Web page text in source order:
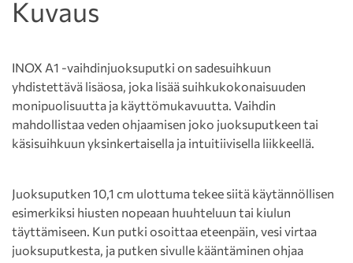
Kuvaus
INOX A1 -vaihdinjuoksuputki on sadesuihkuun
yhdistettävä lisäosa, joka lisää suihkukokonaisuuden
monipuolisuutta ja käyttömukavuutta. Vaihdin
mahdollistaa veden ohjaamisen joko juoksuputkeen tai
käsisuihkuun yksinkertaisella ja intuitiivisella liikkeellä.
Juoksuputken 10,1 cm ulottuma tekee siitä käytännöllisen
esimerkiksi hiusten nopeaan huuhteluun tai kiulun
täyttämiseen. Kun putki osoittaa eteenpäin, vesi virtaa
juoksuputkesta, ja putken sivulle kääntäminen ohjaa